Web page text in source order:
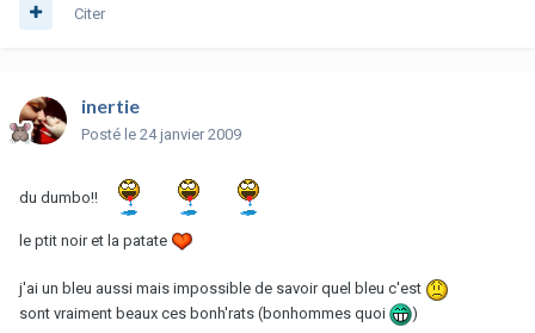
Citer
inertie
Posté le 24 janvier 2009
du dumbo!!
le ptit noir et la patate
j'ai un bleu aussi mais impossible de savoir quel bleu c'est
sont vraiment beaux ces bonh'rats (bonhommes quoi
)